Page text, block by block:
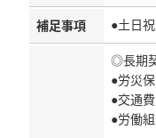
補足事項 ●土日
◎長期
●労災
●交通
●労働